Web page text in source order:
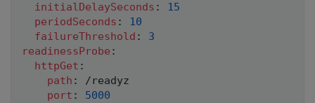
initialDelaySeconds :
15
periodSeconds :
10
failureThreshold :
3
readinessProbe :
httpGet :
path :
/readyz
port :
5000